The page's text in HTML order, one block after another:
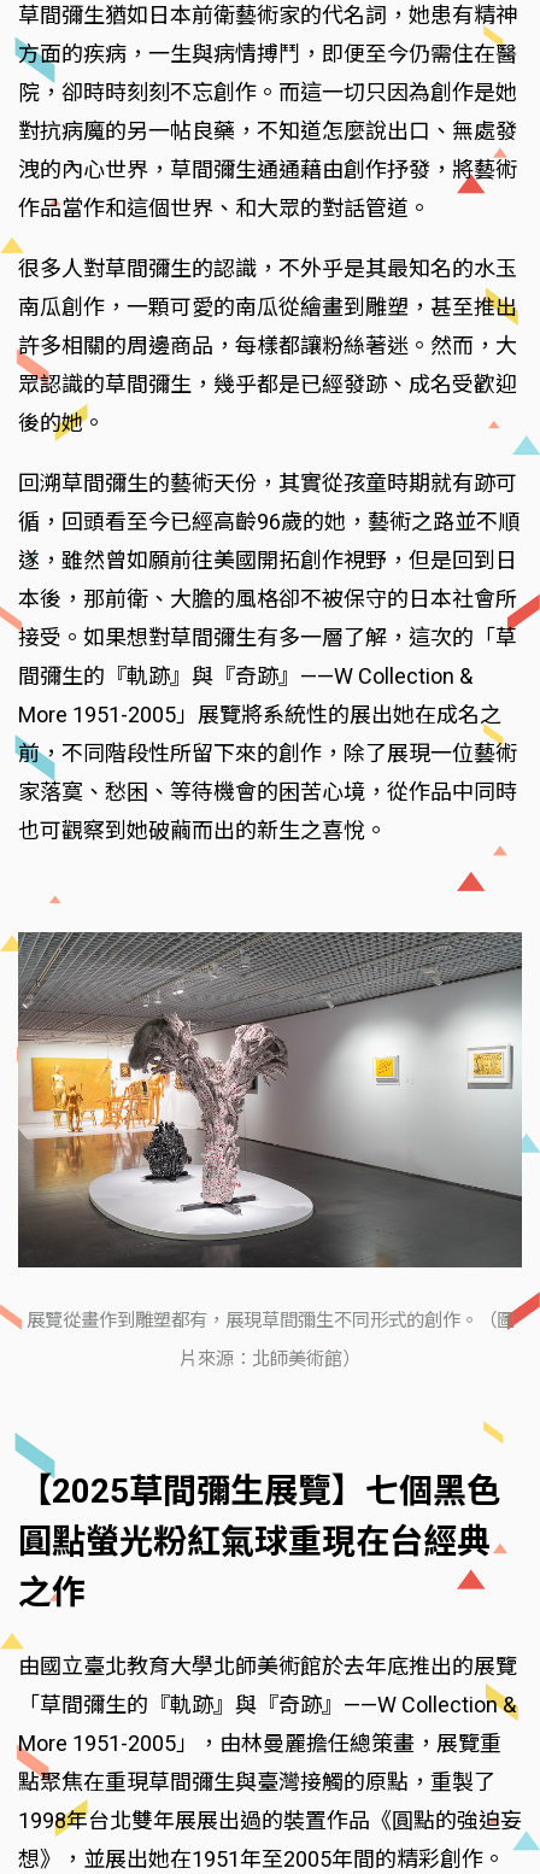
草間彌生猶如日本前衛藝術家的代名詞，她患有精神
方面的疾病，一生與病情搏鬥，即便至今仍需住在醫
院，卻時時刻刻不忘創作。而這一切只因為創作是她
對抗病魔的另一帖良藥，不知道怎麼說出口、無處發
洩的內心世界，草間彌生通通藉由創作抒發，將藝術
作品當作和這個世界、和大眾的對話管道。
很多人對草間彌生的認識，不外乎是其最知名的水玉
南瓜創作，一顆可愛的南瓜從繪畫到雕塑，甚至推出
許多相關的周邊商品，每樣都讓粉絲著迷。然而，大
眾認識的草間彌生，幾乎都是已經發跡、成名受歡迎
後的她。
回溯草間彌生的藝術天份，其實從孩童時期就有跡可
循，回頭看至今已經高齡96歲的她，藝術之路並不順
遂，雖然曾如願前往美國開拓創作視野，但是回到日
本後，那前衛、大膽的風格卻不被保守的日本社會所
接受。如果想對草間彌生有多一層了解，這次的「草
間彌生的『軌跡』與『奇跡』——W Collection &
More 1951-2005」展覽將系統性的展出她在成名之
前，不同階段性所留下來的創作，除了展現一位藝術
家落寞、愁困、等待機會的困苦心境，從作品中同時
也可觀察到她破繭而出的新生之喜悅。
展覽從畫作到雕塑都有，展現草間彌生不同形式的創作。（圖
片來源：北師美術館）
【2025草間彌生展覽】七個黑色
圓點螢光粉紅氣球重現在台經典
之作
由國立臺北教育大學北師美術館於去年底推出的展覽
「草間彌生的『軌跡』與『奇跡』——W Collection &
More 1951-2005」，由林曼麗擔任總策畫，展覽重
點聚焦在重現草間彌生與臺灣接觸的原點，重製了
1998年台北雙年展展出過的裝置作品《圓點的強迫妄
想》，並展出她在1951年至2005年間的精彩創作。